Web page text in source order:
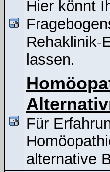
Hier könnt
Rehaklinik-
lassen.
Für
alternative